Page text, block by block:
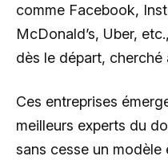
comme Facebook,
McDonald’s, Uber,
dès le départ,
Ces entreprises
meilleurs experts du
sans cesse un